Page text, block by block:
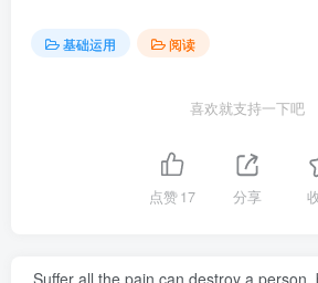
基础运用 阅读
喜欢就支持一下吧
点赞17 分享
Suffer all the pain can destroy a